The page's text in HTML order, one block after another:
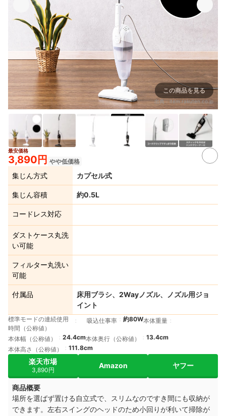
この商品を見る
出典：item.rakuten.co.jp
最安価格
3,890円 やや低価格
集じん方式 カプセル式
集じん容積 約0.5L
コードレス対応
ダストケース丸洗
い可能
フィルター丸洗い
可能
付属品
床用ブラシ、2Wayノズル、ノズル用ジョ
イント
標準モードの連続使用
時間（公称値）
吸込仕事率 約80W本体重量
本体幅（公称値） 24.4cm本体奥行（公称値）
13.4cm
本体高さ（公称値）
111.8cm
楽天市場
3,890円
Amazon ヤフー
商品概要
場所を選ばず置ける自立式で、スリムなのですき間にも収納が
できます。左右スイングのヘッドのため小回りが利いて掃除が